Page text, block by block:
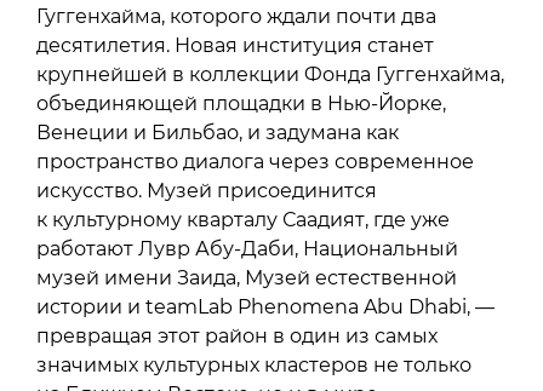
Гуггенхайма, которого ждали почти два
десятилетия. Новая институция станет
крупнейшей в коллекции Фонда Гуггенхайма,
объединяющей площадки в Нью-Йорке,
Венеции и Бильбао, и задумана как
пространство диалога через современное
искусство. Музей присоединится
к культурному кварталу Саадият, где уже
работают Лувр Абу-Даби, Национальный
музей имени Заида, Музей естественной
истории и teamLab Phenomena Abu Dhabi, —
превращая этот район в один из самых
значимых культурных кластеров не только